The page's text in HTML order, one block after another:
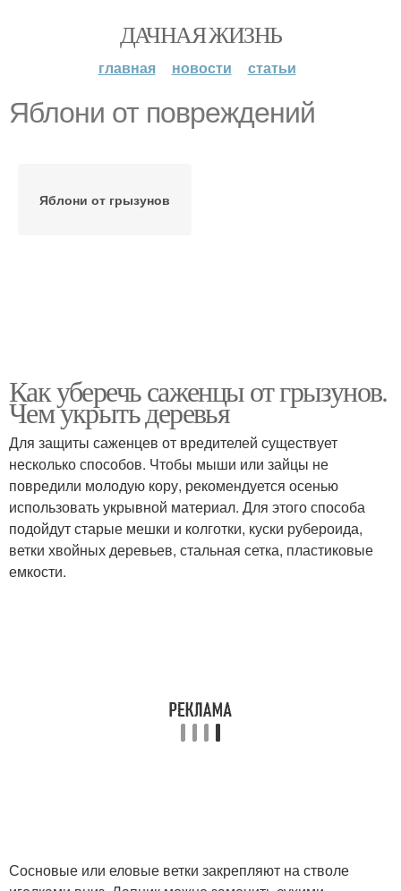
ДАЧНАЯ ЖИЗНЬ
главная новости статьи
Яблони от повреждений
Яблони от грызунов
Как уберечь саженцы от грызунов.
Чем укрыть деревья
Для защиты саженцев от вредителей существует
несколько способов. Чтобы мыши или зайцы не
повредили молодую кору, рекомендуется осенью
использовать укрывной материал. Для этого способа
подойдут старые мешки и колготки, куски рубероида,
ветки хвойных деревьев, стальная сетка, пластиковые
емкости.
Сосновые или еловые ветки закрепляют на стволе